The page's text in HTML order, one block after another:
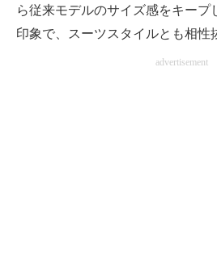
ら従来モデルのサイズ感をキープ
印象で、スーツスタイルとも相性
advertisement